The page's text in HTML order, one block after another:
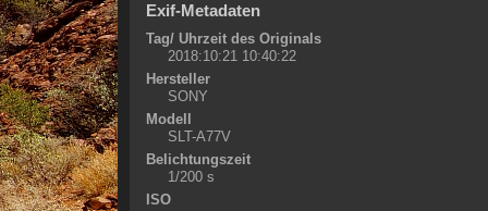
Exif-Metadaten
Tag/ Uhrzeit des Originals
2018:10:21 10:40:22
Hersteller
SONY
Modell
SLT-A77V
Belichtungszeit
1/200 s
ISO